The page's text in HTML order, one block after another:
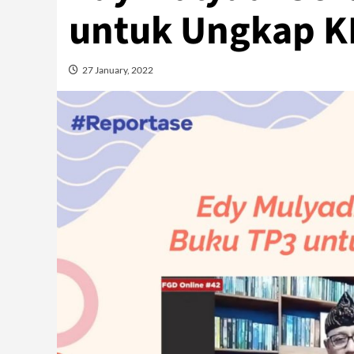
untuk Ungkap
27 January, 2022